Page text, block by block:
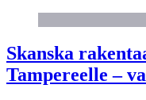
Skanska
Tampereelle –